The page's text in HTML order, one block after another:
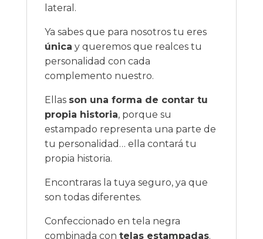
lateral.
Ya sabes que para nosotros tu eres
única y queremos que realces tu
personalidad con cada
complemento nuestro.
Ellas son una forma de contar tu
propia historia, porque su
estampado representa una parte de
tu personalidad… ella contará tu
propia historia.
Encontraras la tuya seguro, ya que
son todas diferentes.
Confeccionado en tela negra
combinada con telas estampadas.